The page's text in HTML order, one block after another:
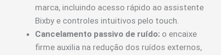
marca, incluindo acesso rápido ao assistente
Bixby e controles intuitivos pelo touch.
Cancelamento passivo de ruído: o encaixe
firme auxilia na redução dos ruídos externos,